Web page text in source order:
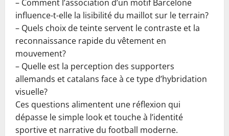
– Comment l’association d’un motif Barcelone
influence-t-elle la lisibilité du maillot sur le terrain?
– Quels choix de teinte servent le contraste et la
reconnaissance rapide du vêtement en
mouvement?
– Quelle est la perception des supporters
allemands et catalans face à ce type d’hybridation
visuelle?
Ces questions alimentent une réflexion qui
dépasse le simple look et touche à l’identité
sportive et narrative du football moderne.